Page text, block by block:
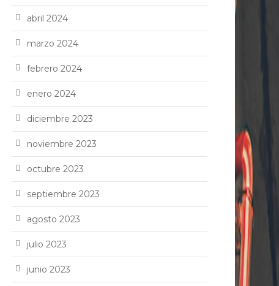
abril 2024
marzo 2024
febrero 2024
enero 2024
diciembre 2023
noviembre 2023
octubre 2023
septiembre 2023
agosto 2023
julio 2023
junio 2023